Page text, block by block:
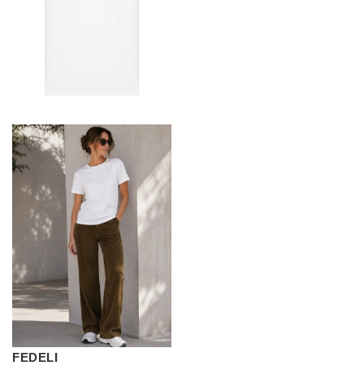
FEDELI